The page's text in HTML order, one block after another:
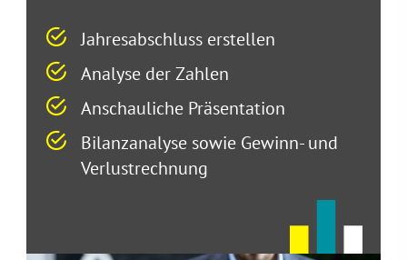
Jahresabschluss erstellen
Analyse der Zahlen
Anschauliche Präsentation
Bilanzanalyse sowie Gewinn- und
Verlustrechnung